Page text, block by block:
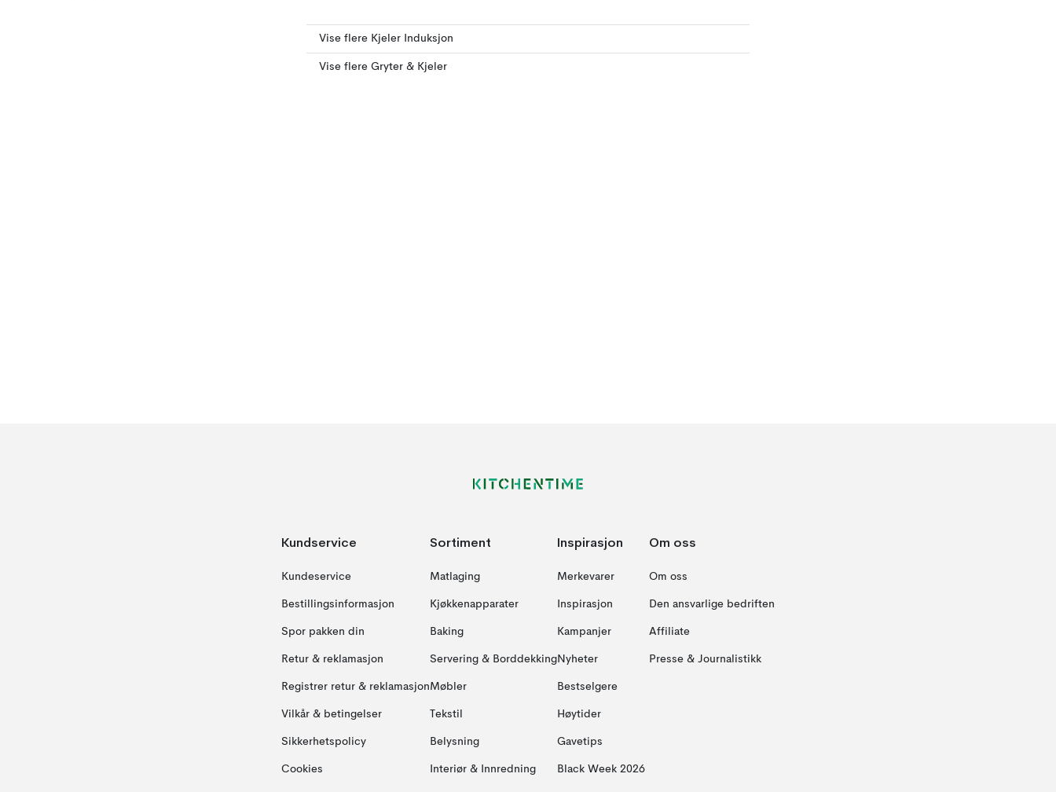
Vise flere Kjeler Induksjon
Vise flere Gryter & Kjeler
Kundservice
Kundeservice
Bestillingsinformasjon
Spor pakken din
Retur & reklamasjon
Registrer retur & reklamasjon
Vilkår & betingelser
Sikkerhetspolicy
Cookies
Sortiment
Matlaging
Kjøkkenapparater
Baking
Servering & Borddekking
Møbler
Tekstil
Belysning
Interiør & Innredning
Inspirasjon
Merkevarer
Inspirasjon
Kampanjer
Nyheter
Bestselgere
Høytider
Gavetips
Black Week 2026
Om oss
Om oss
Den ansvarlige bedriften
Affiliate
Presse & Journalistikk